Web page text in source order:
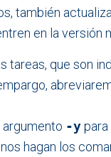
también
en la versión
tareas, que son
-y
hagan los